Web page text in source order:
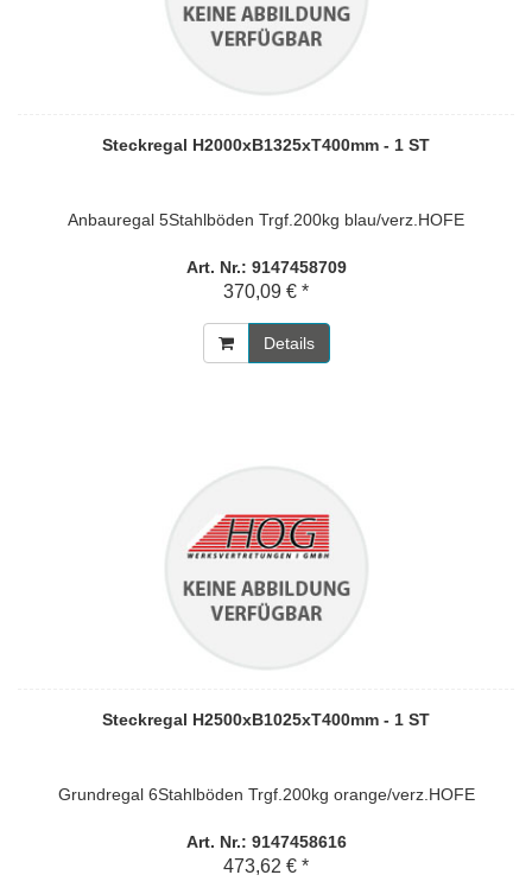
Steckregal H2000xB1325xT400mm - 1 ST
Anbauregal 5Stahlböden Trgf.200kg blau/verz.HOFE
Art. Nr.: 9147458709
370,09 € *
Details
Steckregal H2500xB1025xT400mm - 1 ST
Grundregal 6Stahlböden Trgf.200kg orange/verz.HOFE
Art. Nr.: 9147458616
473,62 € *